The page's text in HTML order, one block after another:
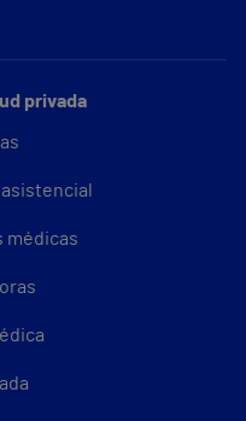
privada
médicas